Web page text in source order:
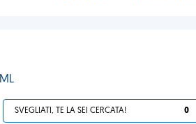
SVEGLIATI, TE LA SEI CERCATA! 0